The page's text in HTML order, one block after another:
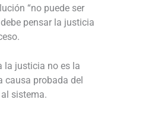
“no puede ser
pensar la justicia
la justicia no es la
causa probada del
sistema.